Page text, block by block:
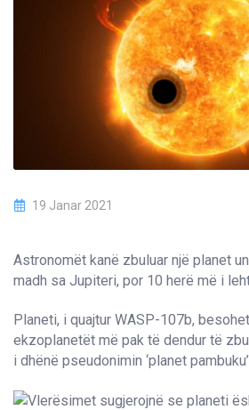
19 Janar 2021
Astronomët kanë zbuluar një planet
madh sa Jupiteri, por 10 herë më i
Planeti, i quajtur WASP-107b,
ekzoplanetët më pak të dendur të
i dhënë pseudonimin ‘planet